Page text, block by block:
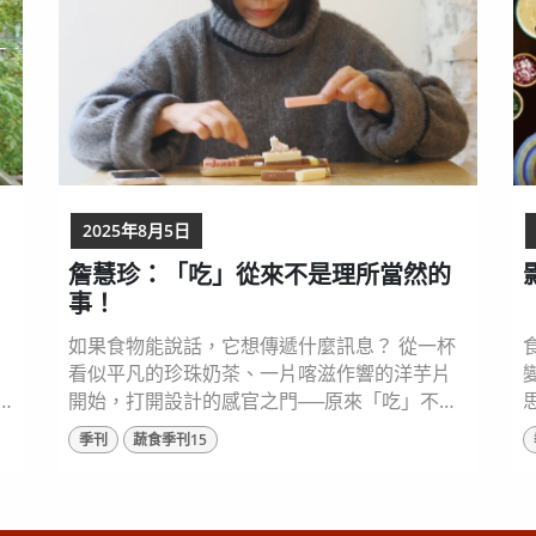
詹慧珍：「吃」從來不是理所當然的
事！
如果食物能說話，它想傳遞什麼訊息？ 從一杯
看似平凡的珍珠奶茶、一片喀滋作響的洋芋片
開始，打開設計的感官之門──原來「吃」不只
是味覺的體驗，更是一場關於未來的提問。
UOVO Food Design Studio 創辦人詹慧珍
季刊 蔬食季刊15
2025年8月5日